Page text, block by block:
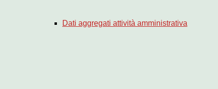
Dati aggregati attività amministrativa